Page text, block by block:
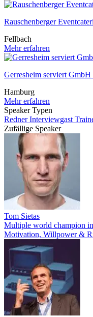
Rauschenberger
Fellbach
Mehr erfahren
Gerresheim serviert
Hamburg
Mehr erfahren
Speaker Typen
RednerInterviewgast
Zufällige Speaker
Tom Sietas
Multiple world champion
Motivation, Willpower &